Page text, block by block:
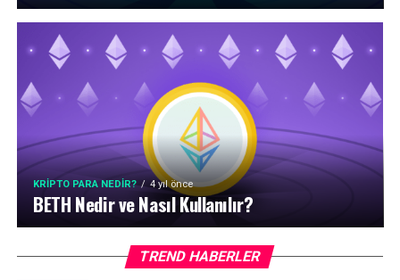
KRIPTO PARA NEDIR? 4 yıl önce
BETH Nedir ve Nasıl Kullanılır?
TREND HABERLER